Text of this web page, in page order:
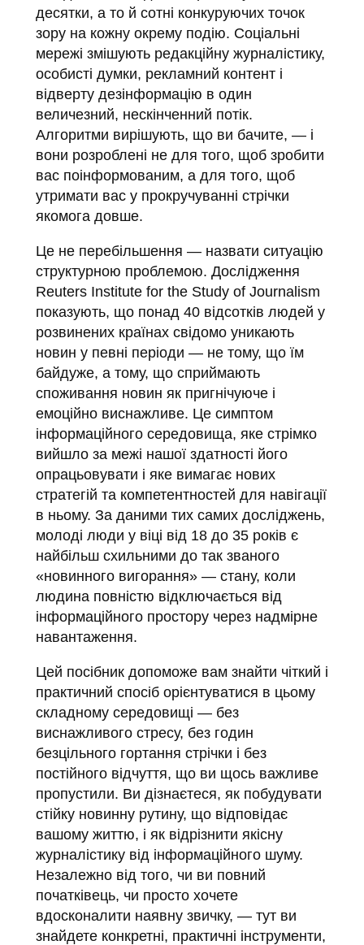
десятки, а то й сотні конкуруючих точок
зору на кожну окрему подію. Соціальні
мережі змішують редакційну журналістику,
особисті думки, рекламний контент і
відверту дезінформацію в один
величезний, нескінченний потік.
Алгоритми вирішують, що ви бачите, — і
вони розроблені не для того, щоб зробити
вас поінформованим, а для того, щоб
утримати вас у прокручуванні стрічки
якомога довше.
Це не перебільшення — назвати ситуацію
структурною проблемою. Дослідження
Reuters Institute for the Study of Journalism
показують, що понад 40 відсотків людей у
розвинених країнах свідомо уникають
новин у певні періоди — не тому, що їм
байдуже, а тому, що сприймають
споживання новин як пригнічуюче і
емоційно виснажливе. Це симптом
інформаційного середовища, яке стрімко
вийшло за межі нашої здатності його
опрацьовувати і яке вимагає нових
стратегій та компетентностей для навігації
в ньому. За даними тих самих досліджень,
молоді люди у віці від 18 до 35 років є
найбільш схильними до так званого
«новинного вигорання» — стану, коли
людина повністю відключається від
інформаційного простору через надмірне
навантаження.
Цей посібник допоможе вам знайти чіткий і
практичний спосіб орієнтуватися в цьому
складному середовищі — без
виснажливого стресу, без годин
безцільного гортання стрічки і без
постійного відчуття, що ви щось важливе
пропустили. Ви дізнаєтеся, як побудувати
стійку новинну рутину, що відповідає
вашому життю, і як відрізнити якісну
журналістику від інформаційного шуму.
Незалежно від того, чи ви повний
початківець, чи просто хочете
вдосконалити наявну звичку, — тут ви
знайдете конкретні, практичні інструменти,